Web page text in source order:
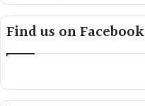
Find us on Facebook